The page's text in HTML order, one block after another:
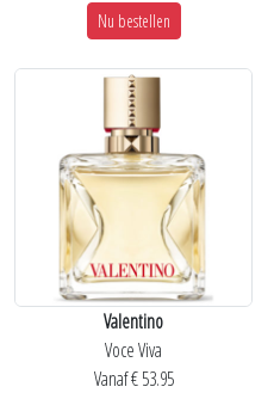
Nu bestellen
Valentino
Voce Viva
Vanaf € 53.95